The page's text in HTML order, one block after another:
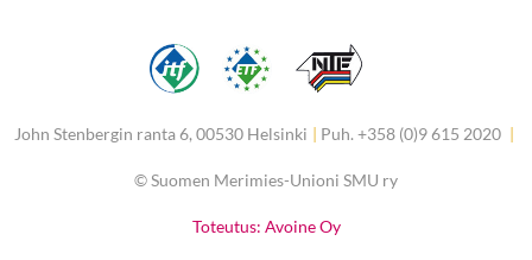
John Stenbergin ranta 6, 00530 Helsinki | Puh. +358 (0)9 615 2020 |
©Suomen Merimies-Unioni SMU ry
Toteutus: Avoine Oy